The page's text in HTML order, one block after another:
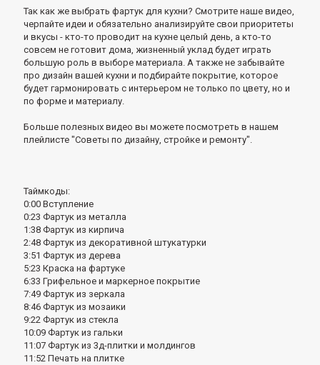
Так как же выбрать фартук для кухни? Смотрите наше видео,
черпайте идеи и обязательно анализируйте свои приоритеты
и вкусы - кто-то проводит на кухне целый день, а кто-то
совсем не готовит дома, жизненный уклад будет играть
большую роль в выборе материала. А также не забывайте
про дизайн вашей кухни и подбирайте покрытие, которое
будет гармонировать с интерьером не только по цвету, но и
по форме и материалу.
Больше полезных видео вы можете посмотреть в нашем
плейлисте "Советы по дизайну, стройке и ремонту".
Таймкоды:
0:00 Вступление
0:23 Фартук из металла
1:38 Фартук из кирпича
2:48 Фартук из декоративной штукатурки
3:51 Фартук из дерева
5:23 Краска на фартуке
6:33 Грифельное и маркерное покрытие
7:49 Фартук из зеркала
8:46 Фартук из мозаики
9:22 Фартук из стекла
10:09 Фартук из гальки
11:07 Фартук из 3д-плитки и молдингов
11:52 Печать на плитке